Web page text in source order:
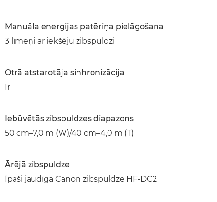
Manuāla enerģijas patēriņa pielāgošana
3 līmeņi ar iekšēju zibspuldzi
Otrā atstarotāja sinhronizācija
Ir
Iebūvētās zibspuldzes diapazons
50 cm–7,0 m (W)/40 cm–4,0 m (T)
Ārējā zibspuldze
Īpaši jaudīga Canon zibspuldze HF-DC2